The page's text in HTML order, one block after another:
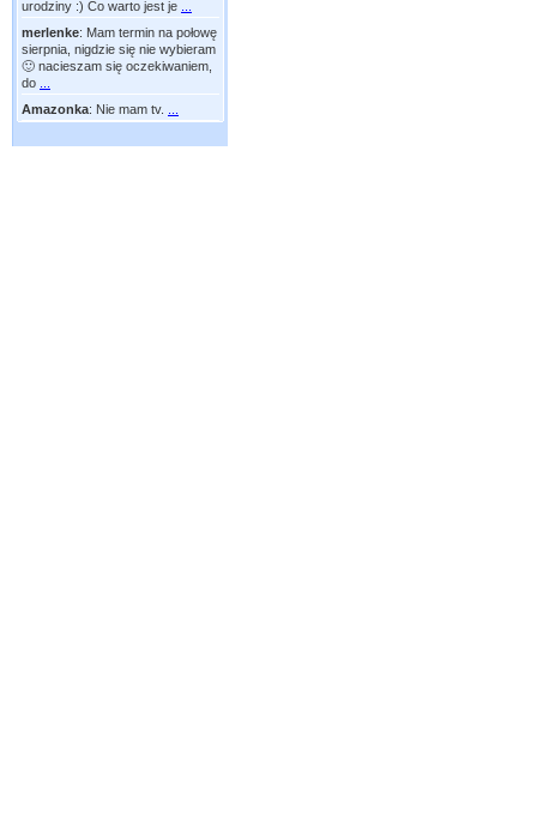
urodziny :) Co warto jest je
merlenke: Mam termin na połowę
sierpnia, nigdzie się nie wybieram
🙂 nacieszam się oczekiwaniem,
do
Amazonka: Nie mam tv.